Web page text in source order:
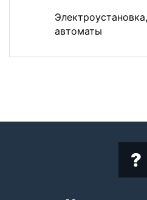
автоматы